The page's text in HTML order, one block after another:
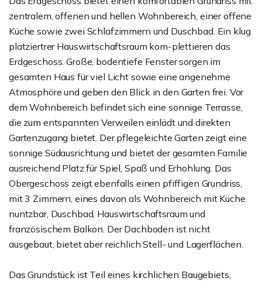
zentralem, offenen und hellen Wohnbereich, einer offene
Küche sowie zwei Schlafzimmern und Duschbad. Ein klug
platziertrer Hauswirtschaftsraum kom-plettieren das
Erdgeschoss. Große, bodentiefe Fenster sorgen im
gesamten Haus für viel Licht sowie eine angenehme
Atmosphöre und geben den Blick in den Garten frei. Vor
dem Wohnbereich befindet sich eine sonnige Terrasse,
die zum entspannten Verweilen einlädt und direkten
Gartenzugang bietet. Der pflegeleichte Garten zeigt eine
sonnige Südausrichtung und bietet der gesamten Familie
ausreichend Platz für Spiel, Spaß und Erhohlung. Das
Obergeschoss zeigt ebenfalls einen pfiffigen Grundriss,
mit 3 Zimmern, eines davon als Wohnbereich mit Küche
nuntzbar, Duschbad, Hauswirtschaftsraum und
französischem Balkon. Der Dachboden ist nicht
ausgebaut, bietet aber reichlich Stell- und Lagerflächen.
Das Grundstück ist Teil eines kirchlichen Baugebiets,